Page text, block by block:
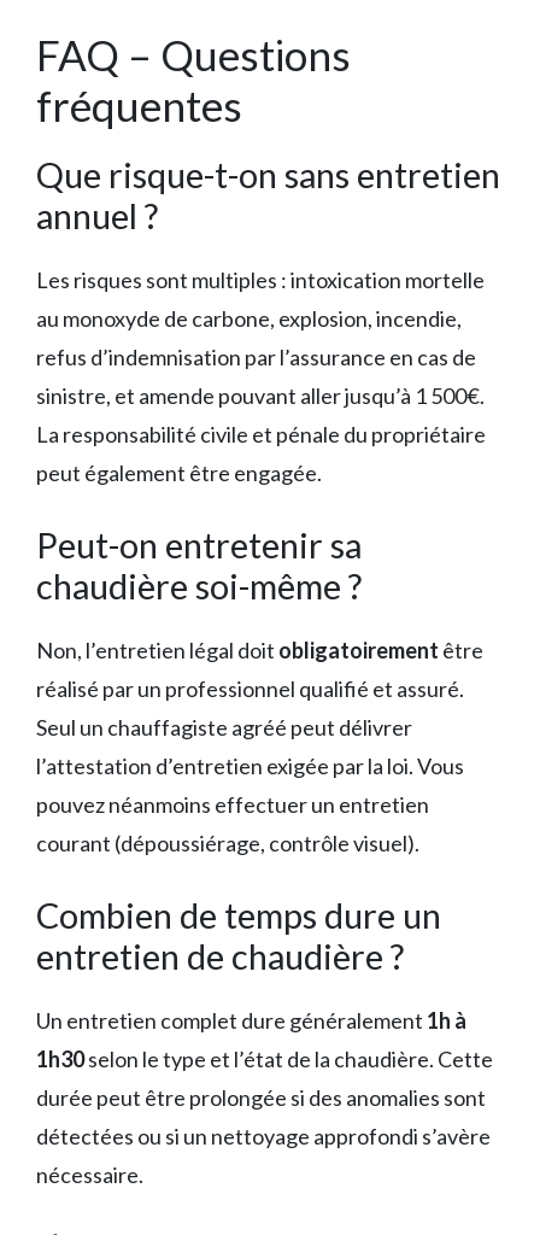
FAQ – Questions
fréquentes
Que risque-t-on sans entretien
annuel ?
Les risques sont multiples : intoxication mortelle
au monoxyde de carbone, explosion, incendie,
refus d’indemnisation par l’assurance en cas de
sinistre, et amende pouvant aller jusqu’à 1 500€.
La responsabilité civile et pénale du propriétaire
peut également être engagée.
Peut-on entretenir sa
chaudière soi-même ?
Non, l’entretien légal doit obligatoirement être
réalisé par un professionnel qualifié et assuré.
Seul un chauffagiste agréé peut délivrer
l’attestation d’entretien exigée par la loi. Vous
pouvez néanmoins effectuer un entretien
courant (dépoussiérage, contrôle visuel).
Combien de temps dure un
entretien de chaudière ?
Un entretien complet dure généralement 1h à
1h30selon le type et l’état de la chaudière. Cette
durée peut être prolongée si des anomalies sont
détectées ou si un nettoyage approfondi s’avère
nécessaire.